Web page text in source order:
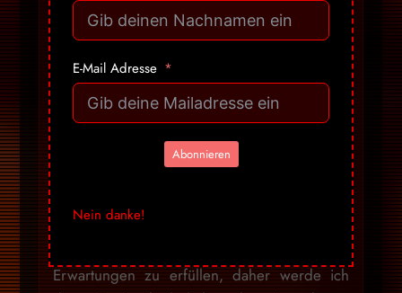
gefallen. Wer offen ist, für nicht
staatskonforme Informationen, sieht den Inhalt
letzten 2 Jahre genügend versucht,
Menschen mit Informationen zu versorgen,
dabei jedoch schnell bemerkt, dass es
niemals darauf ankommt, wie diese
Ich will niemandem Honig ums Maul
Erwartungen zu erfüllen, daher werde ich
E-Mail Adresse
Abonnieren
Nein danke!